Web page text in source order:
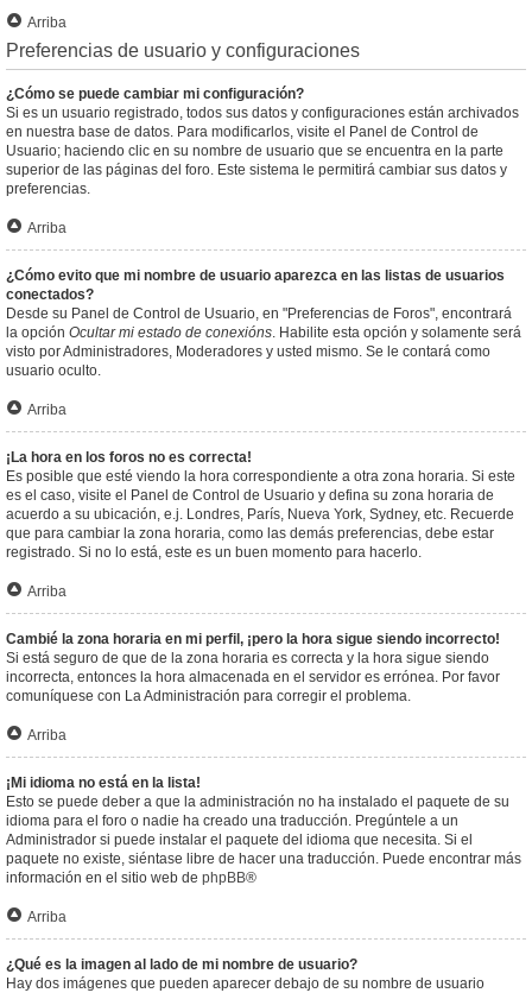
Arriba
Preferencias de usuario y configuraciones
¿Cómo se puede cambiar mi configuración?
Si es un usuario registrado, todos sus datos y configuraciones están archivados
en nuestra base de datos. Para modificarlos, visite el Panel de Control de
Usuario; haciendo clic en su nombre de usuario que se encuentra en la parte
superior de las páginas del foro. Este sistema le permitirá cambiar sus datos y
preferencias.
Arriba
¿Cómo evito que mi nombre de usuario aparezca en las listas de usuarios
conectados?
Desde su Panel de Control de Usuario, en "Preferencias de Foros", encontrará
la opción Ocultar mi estado de conexións. Habilite esta opción y solamente será
visto por Administradores, Moderadores y usted mismo. Se le contará como
usuario oculto.
Arriba
¡La hora en los foros no es correcta!
Es posible que esté viendo la hora correspondiente a otra zona horaria. Si este
es el caso, visite el Panel de Control de Usuario y defina su zona horaria de
acuerdo a su ubicación, e.j. Londres, París, Nueva York, Sydney, etc. Recuerde
que para cambiar la zona horaria, como las demás preferencias, debe estar
registrado. Si no lo está, este es un buen momento para hacerlo.
Arriba
Cambié la zona horaria en mi perfil, ¡pero la hora sigue siendo incorrecto!
Si está seguro de que de la zona horaria es correcta y la hora sigue siendo
incorrecta, entonces la hora almacenada en el servidor es errónea. Por favor
comuníquese con La Administración para corregir el problema.
Arriba
¡Mi idioma no está en la lista!
Esto se puede deber a que la administración no ha instalado el paquete de su
idioma para el foro o nadie ha creado una traducción. Pregúntele a un
Administrador si puede instalar el paquete del idioma que necesita. Si el
paquete no existe, siéntase libre de hacer una traducción. Puede encontrar más
información en el sitio web de phpBB®
Arriba
¿Qué es la imagen al lado de mi nombre de usuario?
Hay dos imágenes que pueden aparecer debajo de su nombre de usuario